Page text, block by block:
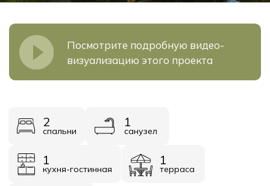
1 1
1
прихожая
108 м² от 4 605 000